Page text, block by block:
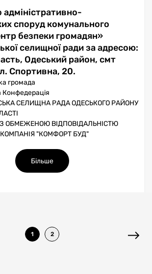
адміністративно-
споруд комунального
безпеки громадян»
селищної ради за адресою:
Одеський район, смт
Спортивна, 20.
громада
СЕЛИЩНА РАДА ОДЕСЬКОГО РАЙОНУ
ОБМЕЖЕНОЮ ВІДПОВІДАЛЬНІСТЮ
"КОМФОРТ БУД"
Більше
1 2